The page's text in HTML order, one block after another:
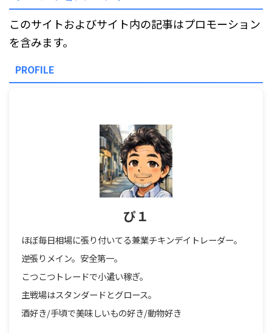
このサイトおよびサイト内の記事はプロモーション
を含みます。
PROFILE
ぴ１
ほぼ毎日相場に張り付いてる兼業チキンデイトレーダー。
逆張りメイン。安全第一。
こつこつトレードで小遣い稼ぎ。
主戦場はスタンダードとグロース。
酒好き/手頃で美味しいもの好き/動物好き